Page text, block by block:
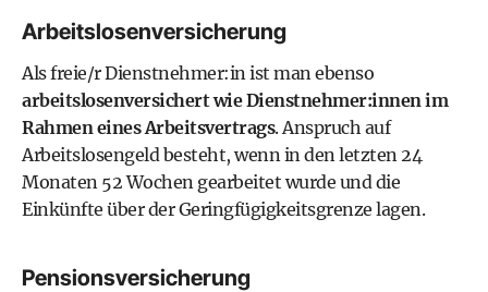
Arbeitslosenversicherung
Als freie/r Dienstnehmer:in ist man ebenso
arbeitslosenversichert wie Dienstnehmer:innen im
Rahmen eines Arbeitsvertrags. Anspruch auf
Arbeitslosengeld besteht, wenn in den letzten 24
Monaten 52 Wochen gearbeitet wurde und die
Einkünfte über der Geringfügigkeitsgrenze lagen.
Pensionsversicherung